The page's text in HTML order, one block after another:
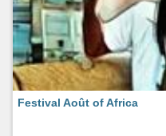
Festival Août of Africa